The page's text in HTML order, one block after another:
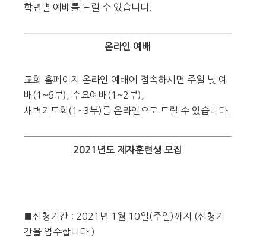
학년별 예배를 드릴 수 있습니다.
온라인 예배
교회 홈페이지 온라인 예배에 접속하시면 주일 낮 예
배(1~6부), 수요예배(1~2부),
새벽기도회(1~3부)를 온라인으로 드릴 수 있습니다.
2021년도 제자훈련생 모집
■신청기간 : 2021년 1월 10일(주일)까지 (신청기
간을 엄수합니다.)